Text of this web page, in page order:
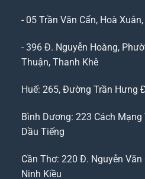
- 05 Trần Văn Cẩn, Hoà
- 396 Đ. Nguyễn Hoàng,
Thuận, Thanh Khê
Huế: 265, Đường Trần Hưng
Bình Dương: 223 Cách Mạng
Dầu Tiếng
Cần Thơ: 220 Đ. Nguyễn Văn
Ninh Kiều